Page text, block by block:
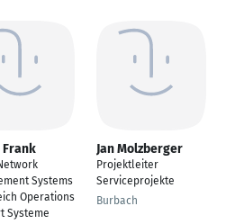
Frank
Systems
Operations
Systeme
Jan Molzberger
Projektleiter
Serviceprojekte
Burbach